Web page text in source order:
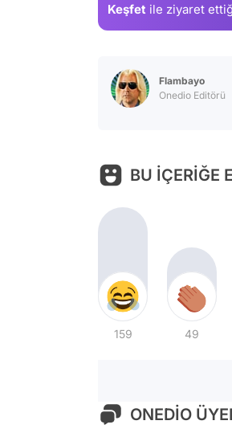
Keşfet ile ziyaret
Flambayo
Onedio Editörü
BU İÇERİĞE
159 49
ONEDİO